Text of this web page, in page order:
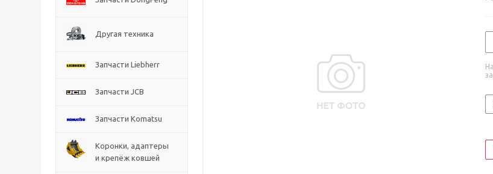
Другая техника
Запчасти Liebherr
Запчасти JCB
Запчасти Komatsu
Коронки, адаптеры
и крепёж ковшей